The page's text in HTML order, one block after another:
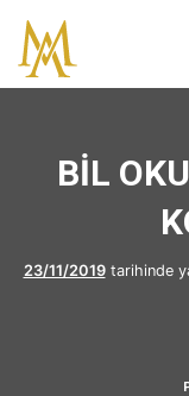
BİL
23/11/2019tarihinde